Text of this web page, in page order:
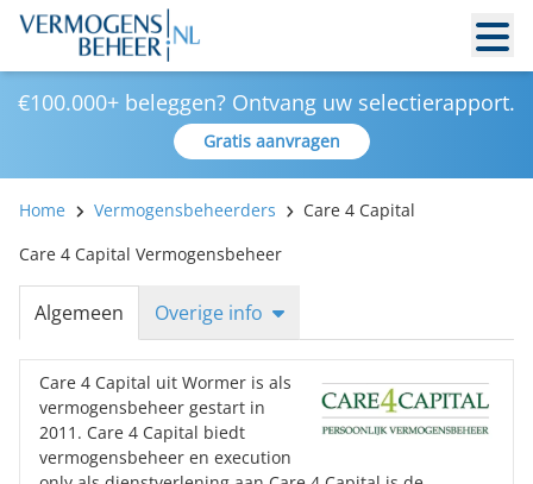
€100.000+ beleggen? Ontvang uw selectierapport.
Gratis aanvragen
Home Vermogensbeheerders
Care 4 Capital
Care 4 Capital Vermogensbeheer
Algemeen Overige info
Care 4 Capital uit Wormer is als
vermogensbeheer gestart in
2011. Care 4 Capital biedt
vermogensbeheer en execution